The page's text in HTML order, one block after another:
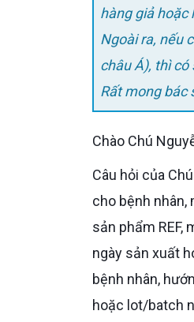
hàng giả hoặc
Ngoài ra, nếu cùng là Straumann nhưng khác lô sản xuất hoặc khác thị trường phân phối (châu Âu –
châu Á), thì
Rất mong
Chào Chú
Câu hỏi của Chú là một câu hỏi rất sâu và rất đúng trọng tâm. Với một trụ Straumann cụ thể được cấy
cho bệnh
sản phẩm REF,
ngày sản xuất
bệnh nhân,
hoặc lot/batch